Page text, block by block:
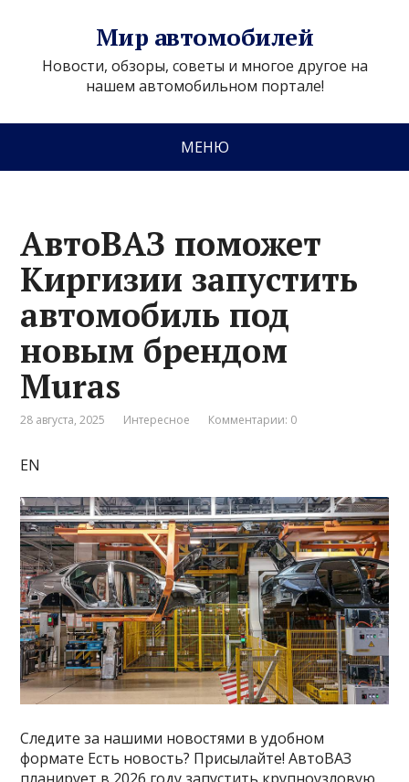
Мир автомобилей
Новости, обзоры, советы и многое другое на
нашем автомобильном портале!
МЕНЮ
АвтоВАЗ поможет
Киргизии запустить
автомобиль под
новым брендом
Muras
28 августа, 2025 Интересное Комментарии: 0
EN
Следите за нашими новостями в удобном
формате Есть новость? Присылайте! АвтоВАЗ